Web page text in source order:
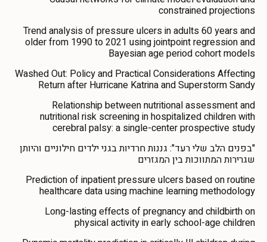
constrained projections
Trend analysis of pressure ulcers in adults 60 years and
older from 1990 to 2021 using jointpoint regression and
Bayesian age period cohort models
Washed Out: Policy and Practical Considerations Affecting
Return after Hurricane Katrina and Superstorm Sandy
Relationship between nutritional assessment and
nutritional risk screening in hospitalized children with
cerebral palsy: a single-center prospective study
"בפנים הלב שלי רעד": גננות חרדיות בגני ילדים חילוניים והיותן
שגרירות המתווכות בין המגזרים
Prediction of inpatient pressure ulcers based on routine
healthcare data using machine learning methodology
Long-lasting effects of pregnancy and childbirth on
physical activity in early school-age children